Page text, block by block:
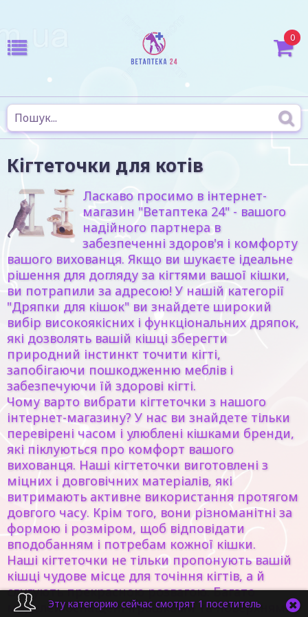
0
Кігтеточки для котів
Ласкаво просимо в інтернет-
магазин "Ветаптека 24" - вашого
надійного партнера в
забезпеченні здоров'я і комфорту
вашого вихованця. Якщо ви шукаєте ідеальне
рішення для догляду за кігтями вашої кішки,
ви потрапили за адресою! У нашій категорії
"Дряпки для кішок" ви знайдете широкий
вибір високоякісних і функціональних дряпок,
які дозволять вашій кішці зберегти
природний інстинкт точити кігті,
запобігаючи пошкодженню меблів і
забезпечуючи їй здорові кігті.
Чому варто вибрати кігтеточки з нашого
інтернет-магазину? У нас ви знайдете тільки
перевірені часом і улюблені кішками бренди,
які піклуються про комфорт вашого
вихованця. Наші кігтеточки виготовлені з
міцних і довговічних матеріалів, які
витримають активне використання протягом
довгого часу. Крім того, вони різноманітні за
формою і розміром, щоб відповідати
вподобанням і потребам кожної кішки.
Наші кігтеточки не тільки пропонують вашій
кішці чудове місце для точіння кігтів, а й
слугують прекрасною розвагою. Багато
моделей оснащені іграшками та поверхнями
Эту категорию сейчас смотрят 1 посетитель